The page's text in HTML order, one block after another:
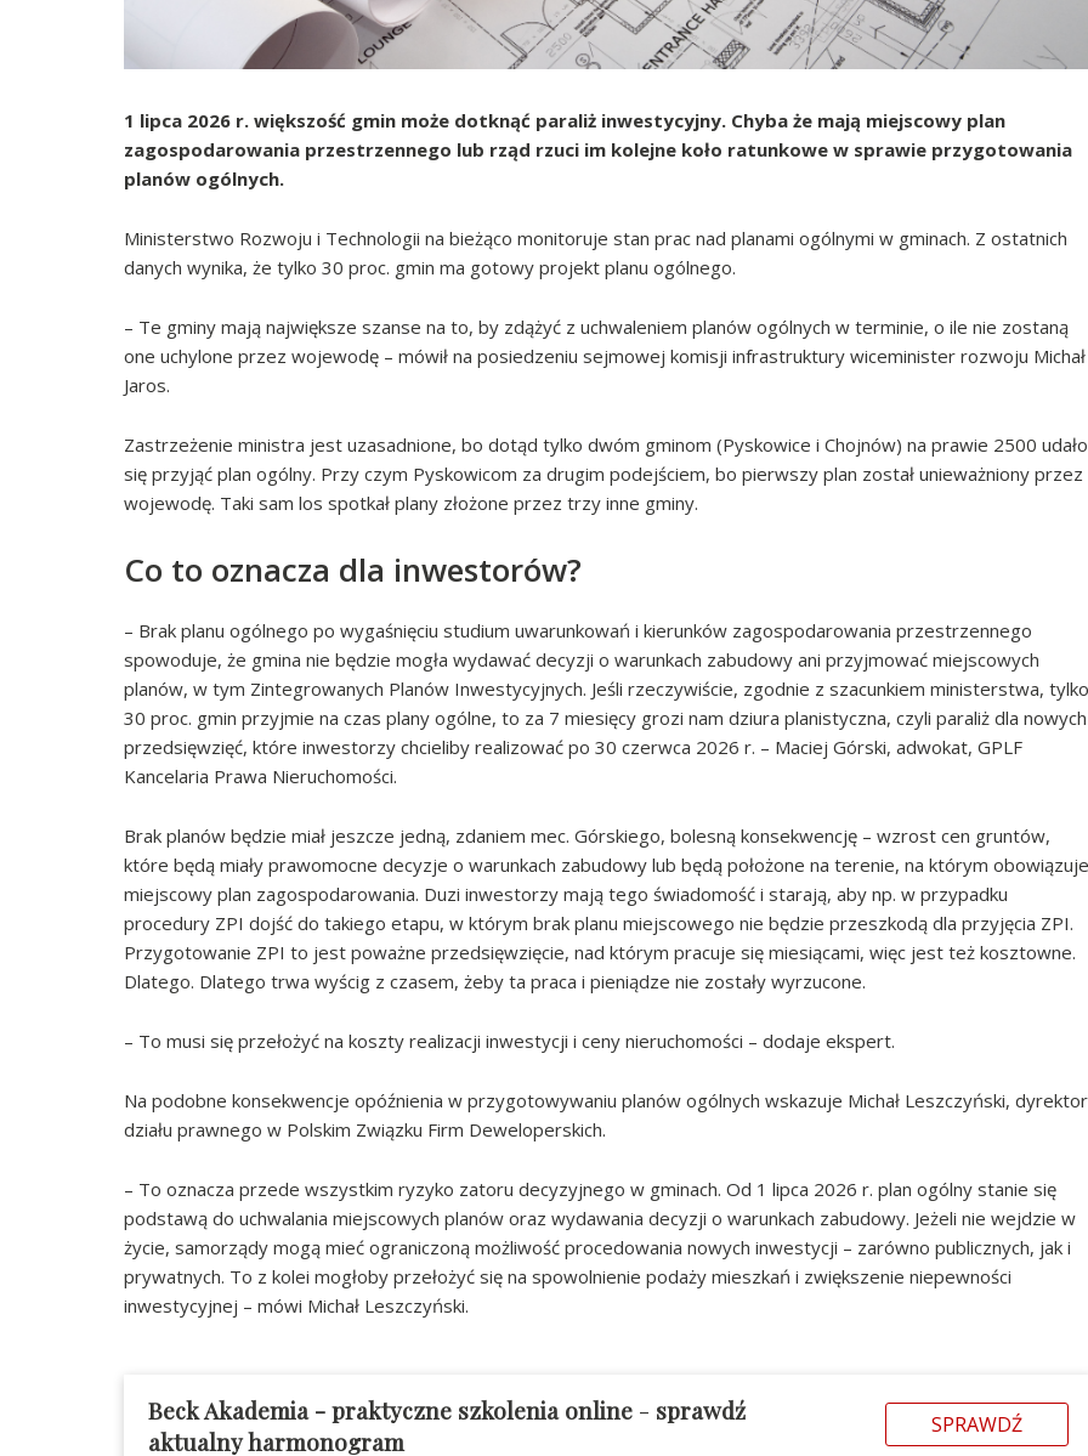
1 lipca 2026 r. większość gmin może dotknąć paraliż inwestycyjny. Chyba że mają miejscowy plan
zagospodarowania przestrzennego lub rząd rzuci im kolejne koło ratunkowe w sprawie przygotowania
planów ogólnych.
Ministerstwo Rozwoju i Technologii na bieżąco monitoruje stan prac nad planami ogólnymi w gminach. Z ostatnich
danych wynika, że tylko 30 proc. gmin ma gotowy projekt planu ogólnego.
– Te gminy mają największe szanse na to, by zdążyć z uchwaleniem planów ogólnych w terminie, o ile nie zostaną
one uchylone przez wojewodę – mówił na posiedzeniu sejmowej komisji infrastruktury wiceminister rozwoju Michał
Jaros.
Zastrzeżenie ministra jest uzasadnione, bo dotąd tylko dwóm gminom (Pyskowice i Chojnów) na prawie 2500 udało
się przyjąć plan ogólny. Przy czym Pyskowicom za drugim podejściem, bo pierwszy plan został unieważniony przez
wojewodę. Taki sam los spotkał plany złożone przez trzy inne gminy.
Co to oznacza dla inwestorów?
– Brak planu ogólnego po wygaśnięciu studium uwarunkowań i kierunków zagospodarowania przestrzennego
spowoduje, że gmina nie będzie mogła wydawać decyzji o warunkach zabudowy ani przyjmować miejscowych
planów, w tym Zintegrowanych Planów Inwestycyjnych. Jeśli rzeczywiście, zgodnie z szacunkiem ministerstwa, tylko
30 proc. gmin przyjmie na czas plany ogólne, to za 7 miesięcy grozi nam dziura planistyczna, czyli paraliż dla nowych
przedsięwzięć, które inwestorzy chcieliby realizować po 30 czerwca 2026 r. – Maciej Górski, adwokat, GPLF
Kancelaria Prawa Nieruchomości.
Brak planów będzie miał jeszcze jedną, zdaniem mec. Górskiego, bolesną konsekwencję – wzrost cen gruntów,
które będą miały prawomocne decyzje o warunkach zabudowy lub będą położone na terenie, na którym obowiązuje
miejscowy plan zagospodarowania. Duzi inwestorzy mają tego świadomość i starają, aby np. w przypadku
procedury ZPI dojść do takiego etapu, w którym brak planu miejscowego nie będzie przeszkodą dla przyjęcia ZPI.
Przygotowanie ZPI to jest poważne przedsięwzięcie, nad którym pracuje się miesiącami, więc jest też kosztowne.
Dlatego. Dlatego trwa wyścig z czasem, żeby ta praca i pieniądze nie zostały wyrzucone.
– To musi się przełożyć na koszty realizacji inwestycji i ceny nieruchomości – dodaje ekspert.
Na podobne konsekwencje opóźnienia w przygotowywaniu planów ogólnych wskazuje Michał Leszczyński, dyrektor
działu prawnego w Polskim Związku Firm Deweloperskich.
– To oznacza przede wszystkim ryzyko zatoru decyzyjnego w gminach. Od 1 lipca 2026 r. plan ogólny stanie się
podstawą do uchwalania miejscowych planów oraz wydawania decyzji o warunkach zabudowy. Jeżeli nie wejdzie w
życie, samorządy mogą mieć ograniczoną możliwość procedowania nowych inwestycji – zarówno publicznych, jak i
prywatnych. To z kolei mogłoby przełożyć się na spowolnienie podaży mieszkań i zwiększenie niepewności
inwestycyjnej – mówi Michał Leszczyński.
Beck Akademia - praktyczne szkolenia online - sprawdź
aktualny harmonogram
SPRAWDŹ